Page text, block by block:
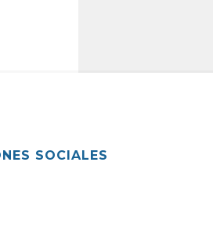
SOCIALES